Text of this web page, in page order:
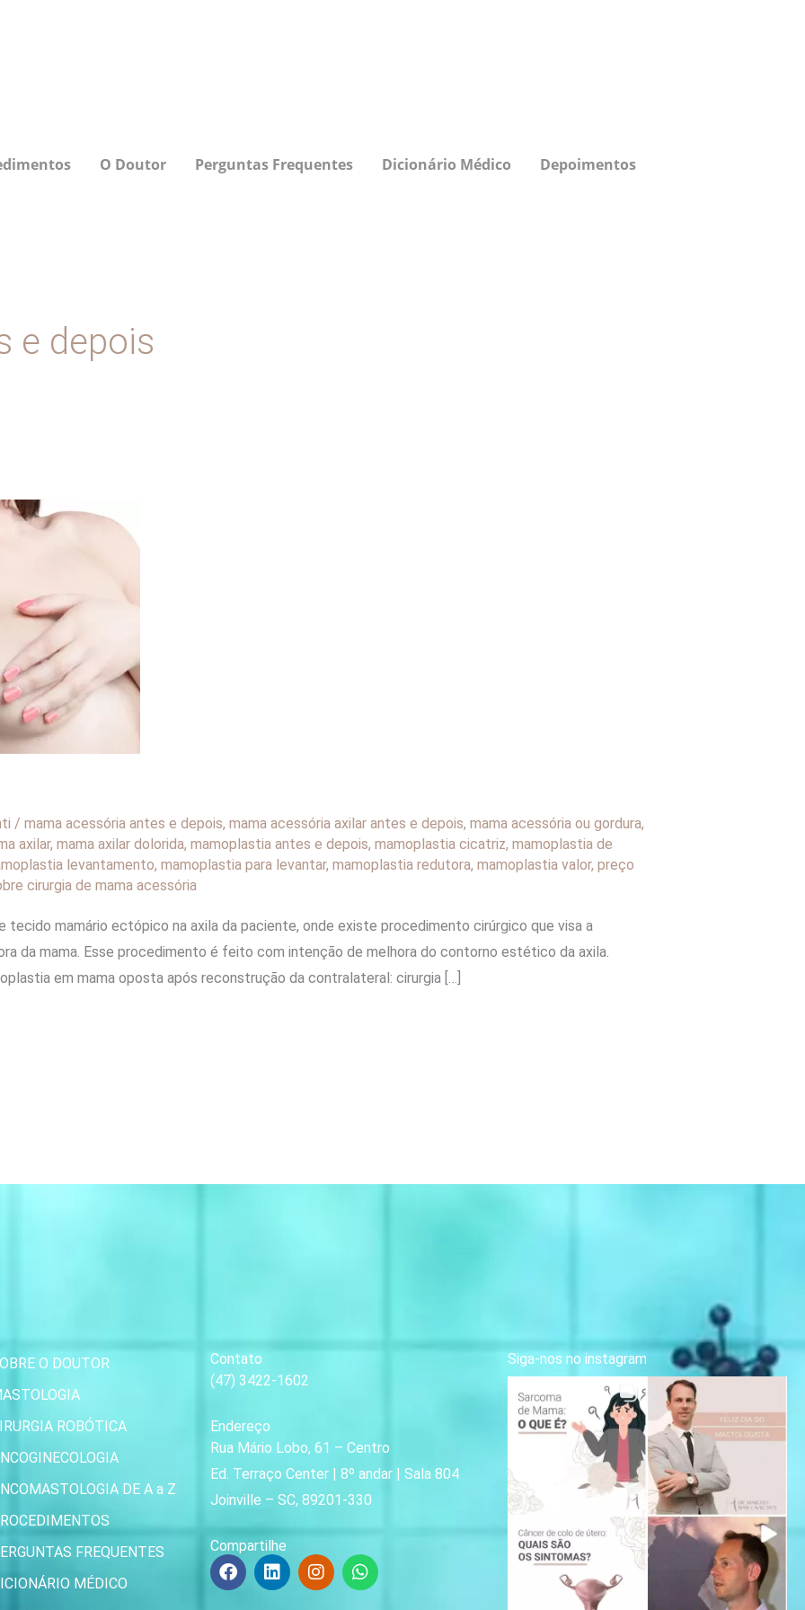
O Doutor Perguntas Frequentes Dicionário Médico Depoimentos
e depois
/ mama acessória antes e depois, mama acessória axilar antes e depois, mama acessória ou gordura,
axilar, mama axilar dolorida, mamoplastia antes e depois, mamoplastia cicatriz, mamoplastia de
levantamento, mamoplastia para levantar, mamoplastia redutora, mamoplastia valor, preço
cirurgia de mama acessória
tecido mamário ectópico na axila da paciente, onde existe procedimento cirúrgico que visa a
da mama. Esse procedimento é feito com intenção de melhora do contorno estético da axila.
em mama oposta após reconstrução da contralateral: cirurgia […]
O DOUTOR
ROBÓTICA
DE A a Z
FREQUENTES
MÉDICO
Contato
(47) 3422-1602
Endereço
Rua Mário Lobo, 61 – Centro
Ed. Terraço Center | 8º andar | Sala 804
Joinville – SC, 89201-330
Compartilhe
F
a
L
i
I
n
W
h
Siga-nos no instagram